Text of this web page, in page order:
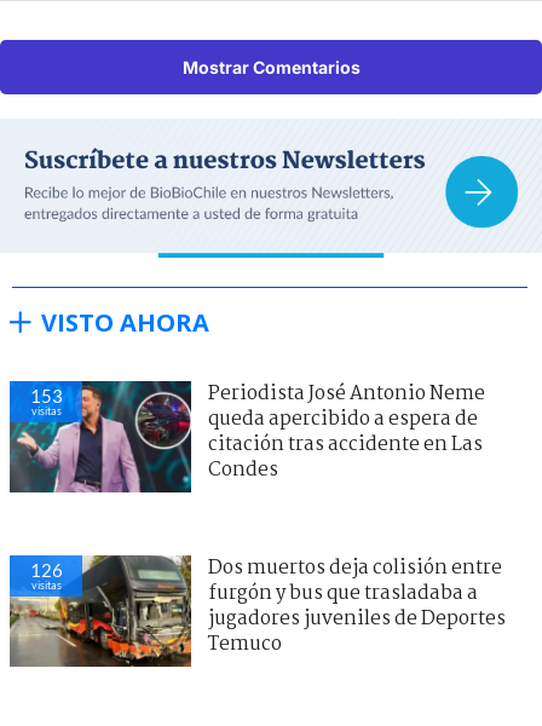
Mostrar Comentarios
VISTO AHORA
153
visitas
Periodista José Antonio Neme
queda apercibido a espera de
citación tras accidente en Las
Condes
126
visitas
Dos muertos deja colisión entre
furgón y bus que trasladaba a
jugadores juveniles de Deportes
Temuco